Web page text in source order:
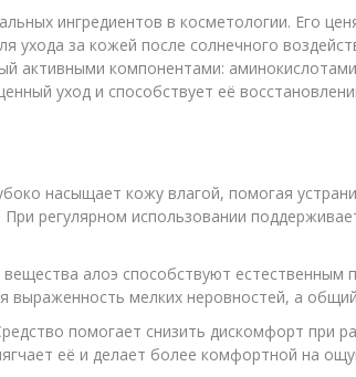
ингредиентов в косметологии. Его
ухода за кожей после солнечного
активными компонентами:
уход и способствует её
насыщает кожу влагой, помогая
регулярном использовании
алоэ способствуют
выраженность мелких неровностей, а
помогает снизить дискомфорт при
её и делает более комфортной на